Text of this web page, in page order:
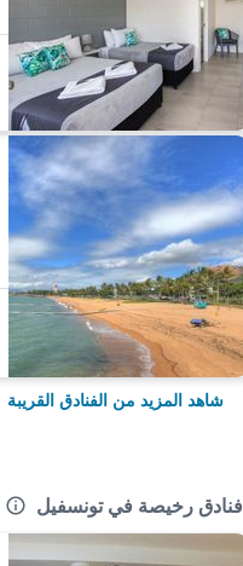
شاهد المزيد من الفنادق القريبة
فنادق رخيصة في تونسفيل